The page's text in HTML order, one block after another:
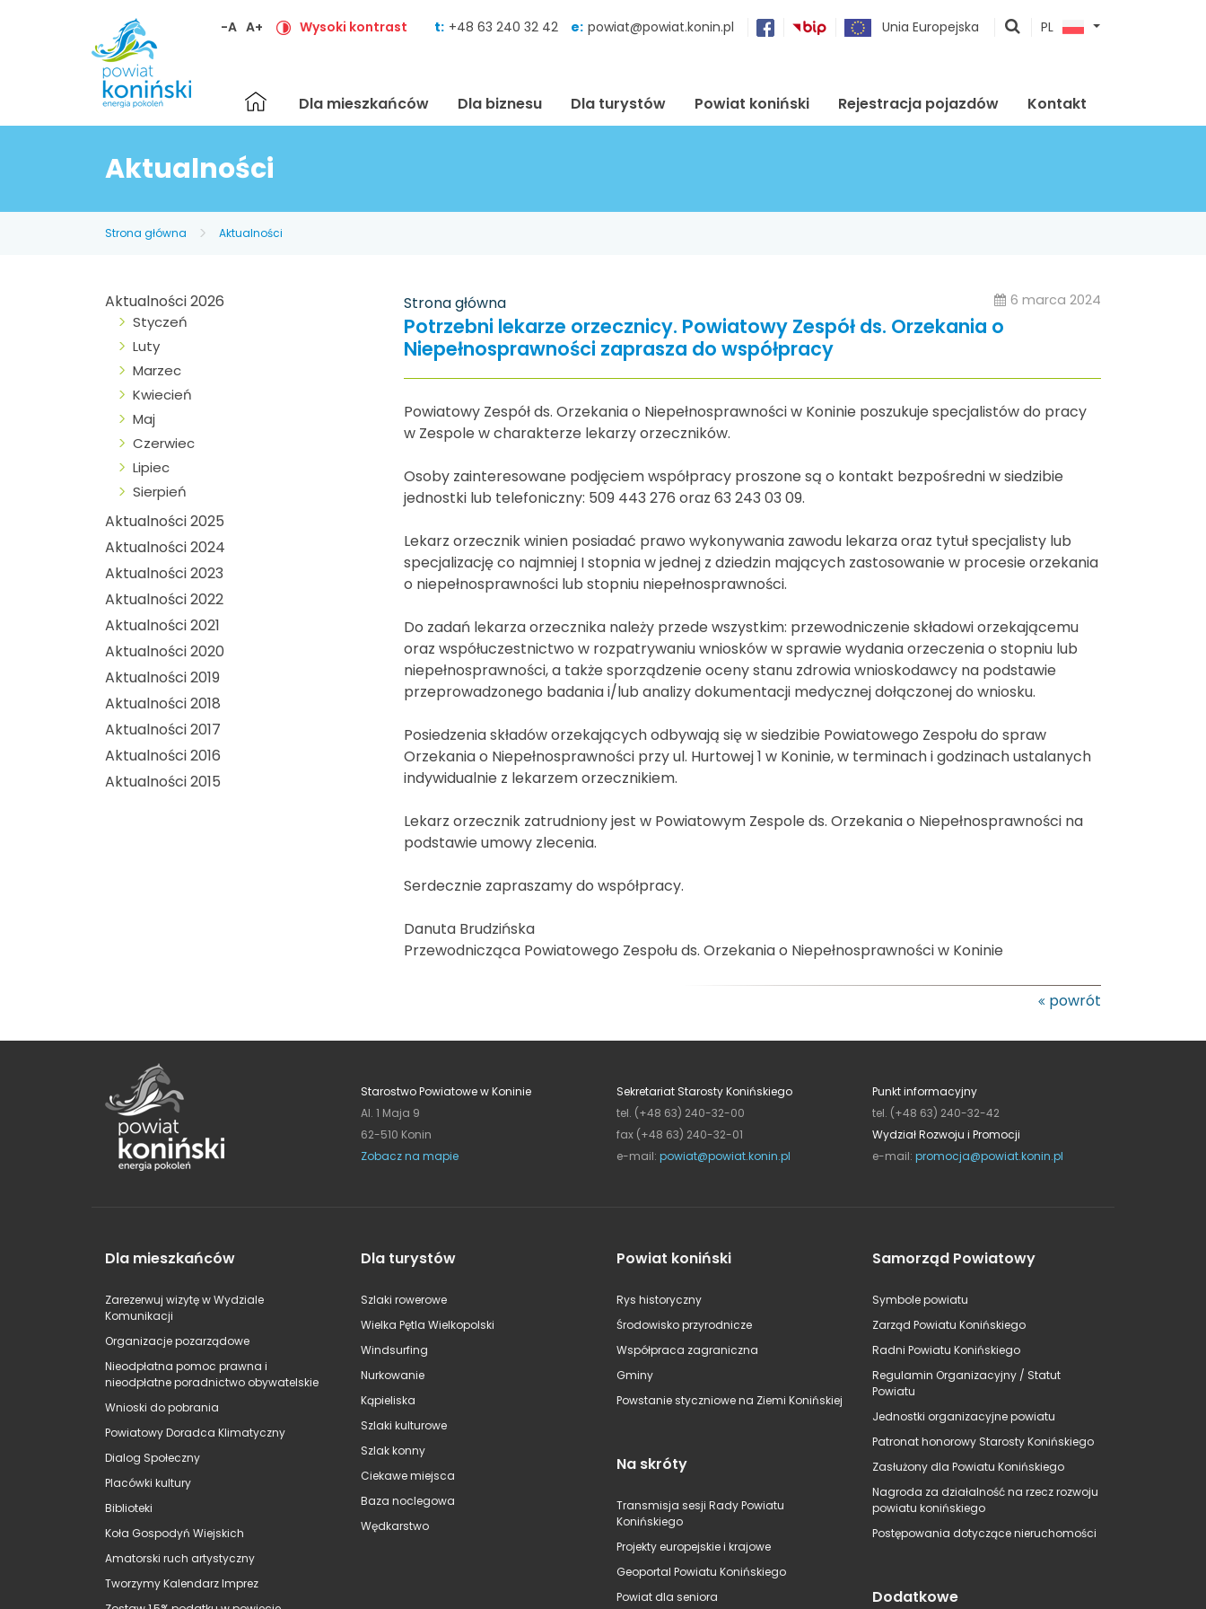
-A A+ Wysoki kontrast t: +48 63 240 32 42 e: powiat@powiat.konin.pl Unia Europejska
pokaż
PL
Strona
główna
Dla mieszkańców Dla biznesu Dla turystów Powiat koniński Rejestracja pojazdów Kontakt
Aktualności
Strona główna Aktualności
Aktualności 2026
Styczeń
Luty
Marzec
Kwiecień
Maj
Czerwiec
Lipiec
Sierpień
Aktualności 2025
Aktualności 2024
Aktualności 2023
Aktualności 2022
Aktualności 2021
Aktualności 2020
Aktualności 2019
Aktualności 2018
Aktualności 2017
Aktualności 2016
Aktualności 2015
Strona główna 6 marca 2024
Potrzebni lekarze orzecznicy. Powiatowy Zespół ds. Orzekania o
Niepełnosprawności zaprasza do współpracy
Powiatowy Zespół ds. Orzekania o Niepełnosprawności w Koninie poszukuje specjalistów do pracy
w Zespole w charakterze lekarzy orzeczników.
Osoby zainteresowane podjęciem współpracy proszone są o kontakt bezpośredni w siedzibie
jednostki lub telefoniczny: 509 443 276 oraz 63 243 03 09.
Lekarz orzecznik winien posiadać prawo wykonywania zawodu lekarza oraz tytuł specjalisty lub
specjalizację co najmniej I stopnia w jednej z dziedzin mających zastosowanie w procesie orzekania
o niepełnosprawności lub stopniu niepełnosprawności.
Do zadań lekarza orzecznika należy przede wszystkim: przewodniczenie składowi orzekającemu
oraz współuczestnictwo w rozpatrywaniu wniosków w sprawie wydania orzeczenia o stopniu lub
niepełnosprawności, a także sporządzenie oceny stanu zdrowia wnioskodawcy na podstawie
przeprowadzonego badania i/lub analizy dokumentacji medycznej dołączonej do wniosku.
Posiedzenia składów orzekających odbywają się w siedzibie Powiatowego Zespołu do spraw
Orzekania o Niepełnosprawności przy ul. Hurtowej 1 w Koninie, w terminach i godzinach ustalanych
indywidualnie z lekarzem orzecznikiem.
Lekarz orzecznik zatrudniony jest w Powiatowym Zespole ds. Orzekania o Niepełnosprawności na
podstawie umowy zlecenia.
Serdecznie zapraszamy do współpracy.
Danuta Brudzińska
Przewodnicząca Powiatowego Zespołu ds. Orzekania o Niepełnosprawności w Koninie
powrót
Starostwo Powiatowe w Koninie
Al. 1 Maja 9
62-510 Konin
Zobacz na mapie
Sekretariat Starosty Konińskiego
tel. (+48 63) 240-32-00
fax (+48 63) 240-32-01
e-mail: powiat@powiat.konin.pl
Punkt informacyjny
tel. (+48 63) 240-32-42
Wydział Rozwoju i Promocji
e-mail: promocja@powiat.konin.pl
Dla mieszkańców
Zarezerwuj wizytę w Wydziale
Komunikacji
Organizacje pozarządowe
Nieodpłatna pomoc prawna i
nieodpłatne poradnictwo obywatelskie
Wnioski do pobrania
Powiatowy Doradca Klimatyczny
Dialog Społeczny
Placówki kultury
Biblioteki
Koła Gospodyń Wiejskich
Amatorski ruch artystyczny
Tworzymy Kalendarz Imprez
Dla turystów
Szlaki rowerowe
Wielka Pętla Wielkopolski
Windsurfing
Nurkowanie
Kąpieliska
Szlaki kulturowe
Szlak konny
Ciekawe miejsca
Baza noclegowa
Wędkarstwo
Powiat koniński
Rys historyczny
Środowisko przyrodnicze
Współpraca zagraniczna
Gminy
Powstanie styczniowe na Ziemi Konińskiej
Na skróty
Transmisja sesji Rady Powiatu
Konińskiego
Projekty europejskie i krajowe
Geoportal Powiatu Konińskiego
Powiat dla seniora
Samorząd Powiatowy
Symbole powiatu
Zarząd Powiatu Konińskiego
Radni Powiatu Konińskiego
Regulamin Organizacyjny / Statut
Powiatu
Jednostki organizacyjne powiatu
Patronat honorowy Starosty Konińskiego
Zasłużony dla Powiatu Konińskiego
Nagroda za działalność na rzecz rozwoju
powiatu konińskiego
Postępowania dotyczące nieruchomości
Dodatkowe